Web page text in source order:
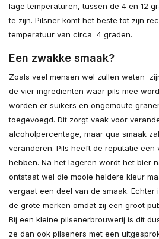
lage temperaturen, tussen de 4 en 12
te zijn. Pilsner komt het beste tot zijn
temperatuur van circa 4 graden.
Een zwakke smaak?
Zoals veel mensen wel zullen weten
de vier ingrediënten waar pils mee
worden er suikers en ongemoute
toegevoegd. Dit zorgt vaak voor
alcoholpercentage, maar qua smaak
veranderen. Pils heeft de reputatie een
hebben. Na het lageren wordt het bier
ontstaat wel die mooie heldere kleur
vergaat een deel van de smaak. Echter
de grote merken omdat zij een groot
Bij een kleine pilsenerbrouwerij is dit
ze dan ook pilseners met een